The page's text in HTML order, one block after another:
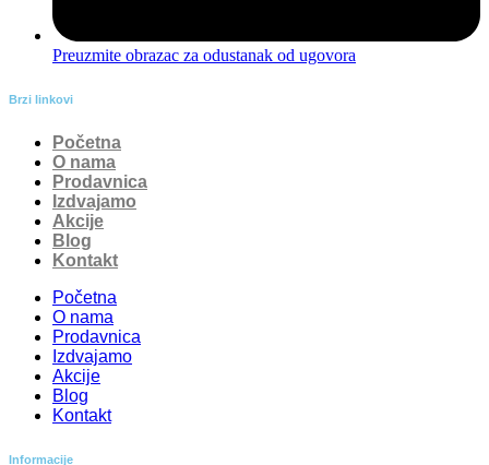
Preuzmite obrazac za odustanak od ugovora
Brzi linkovi
Početna
O nama
Prodavnica
Izdvajamo
Akcije
Blog
Kontakt
Početna
O nama
Prodavnica
Izdvajamo
Akcije
Blog
Kontakt
Informacije